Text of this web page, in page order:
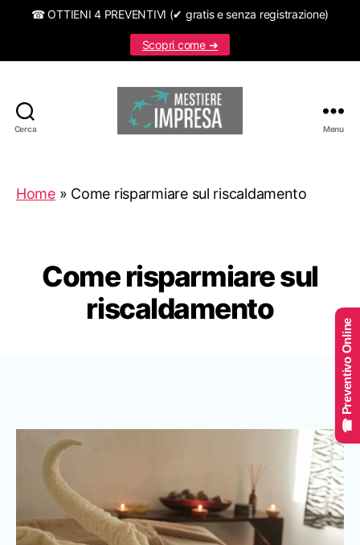
☎ OTTIENI 4 PREVENTIVI (✔ gratis e senza registrazione)
Scopri come ➜
Cerca Menu
Home» Come risparmiare sul riscaldamento
Come risparmiare sul
riscaldamento
☎ Preventivo Online